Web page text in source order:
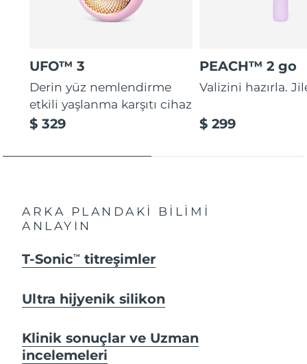
UFO™ 3
Derin yüz nemlendirme
etkili yaşlanma karşıtı cihaz
$ 329
PEACH™ 2 go
Valizini hazırla.
$ 299
ARKA PLANDAKİ BİLİMİ
ANLAYIN
T-SonicTM titreşimler
Ultra hijyenik silikon
Klinik sonuçlar ve Uzman
incelemeleri